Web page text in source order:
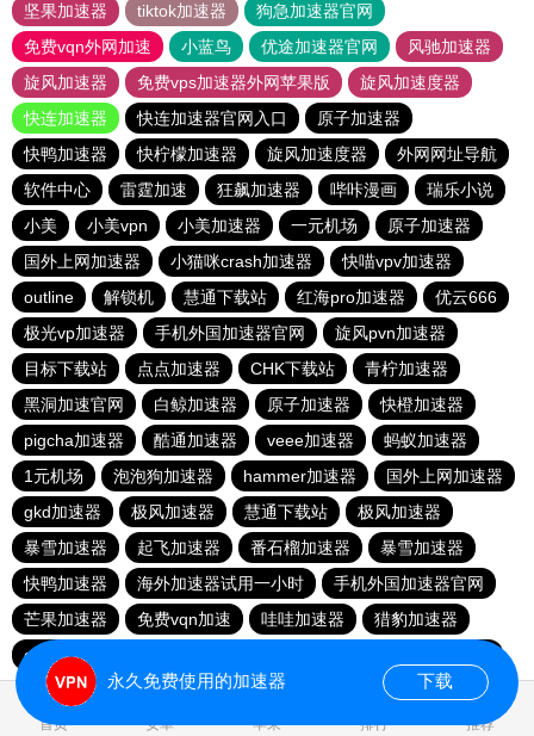
坚果加速器
tiktok加速器
狗急加速器官网
免费vqn外网加速
小蓝鸟 优途加速器官网
风驰加速器
旋风加速器
免费vps加速器外网苹果版
旋风加速度器
快连加速器
快连加速器官网入口
原子加速器
快鸭加速器
快柠檬加速器 旋风加速度器
外网网址导航
软件中心
雷霆加速 狂飙加速器 哔咔漫画
瑞乐小说
小美
小美vpn 小美加速器 一元机场
原子加速器
国外上网加速器
小猫咪crash加速器
快喵vpv加速器
outline
解锁机 慧通下载站 红海pro加速器
优云666
极光vp加速器
手机外国加速器官网
旋风pvn加速器
目标下载站
点点加速器 CHK下载站
青柠加速器
黑洞加速官网
白鲸加速器 原子加速器
快橙加速器
pigcha加速器
酷通加速器 veee加速器
蚂蚁加速器
1元机场
泡泡狗加速器 hammer加速器
国外上网加速器
gkd加速器
极风加速器 慧通下载站
极风加速器
暴雪加速器
起飞加速器 番石榴加速器
暴雪加速器
快鸭加速器
海外加速器试用一小时
手机外国加速器官网
芒果加速器
免费vqn加速 哇哇加速器
猎豹加速器
gkd加速器
首页 安卓 苹果 排行 推荐
永久免费使用的加速器 下载
0.023878s